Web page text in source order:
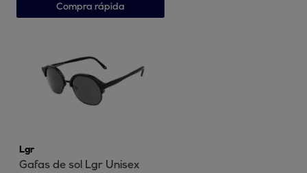
Compra rápida
Lgr
Gafas de sol Lgr Unisex